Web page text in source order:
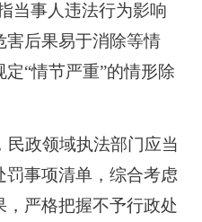
当事人违法行为影响
害后果易于消除等情
“情节严重”的情形除
民政领域执法部门应当
罚事项清单，综合考虑
严格把握不予行政处